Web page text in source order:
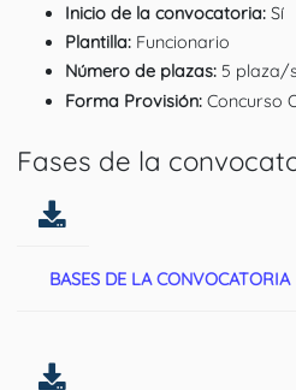
Inicio de la convocatoria:Sí
Plantilla: Funcionario
Número de plazas:5 plaza/s
Forma Provisión:Concurso
Fases de la
BASES DE LA CONVOCATORIA